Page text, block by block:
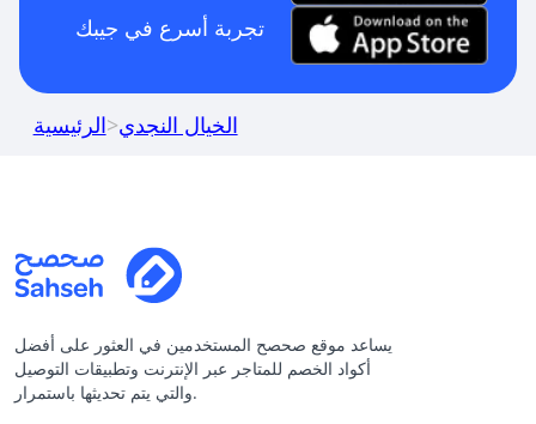
تجربة أسرع في جيبك
الرئيسية>الخيال النجدي
يساعد موقع صحصح المستخدمين في العثور على أفضل
أكواد الخصم للمتاجر عبر الإنترنت وتطبيقات التوصيل
والتي يتم تحديثها باستمرار.